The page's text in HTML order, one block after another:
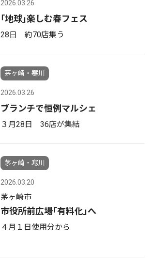
2026.03.26
｢地球｣楽しむ春フェス
28日 約70店集う
茅ヶ崎・寒川
2026.03.26
ブランチで恒例マルシェ
３月28日 36店が集結
茅ヶ崎・寒川
2026.03.20
茅ヶ崎市
市役所前広場｢有料化｣へ
４月１日使用分から